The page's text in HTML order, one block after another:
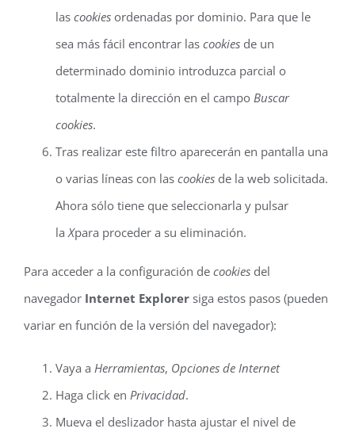
las cookies ordenadas por dominio. Para que le
sea más fácil encontrar las cookies de un
determinado dominio introduzca parcial o
totalmente la dirección en el campo Buscar
cookies.
Tras realizar este filtro aparecerán en pantalla una
o varias líneas con las cookies de la web solicitada.
Ahora sólo tiene que seleccionarla y pulsar
laXpara proceder a su eliminación.
Para acceder a la configuración de cookies del
navegador Internet Explorer siga estos pasos (pueden
variar en función de la versión del navegador):
Vaya a Herramientas, Opciones de Internet
Haga click en Privacidad.
Mueva el deslizador hasta ajustar el nivel de